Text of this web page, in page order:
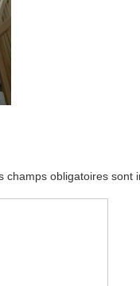
champs obligatoires sont